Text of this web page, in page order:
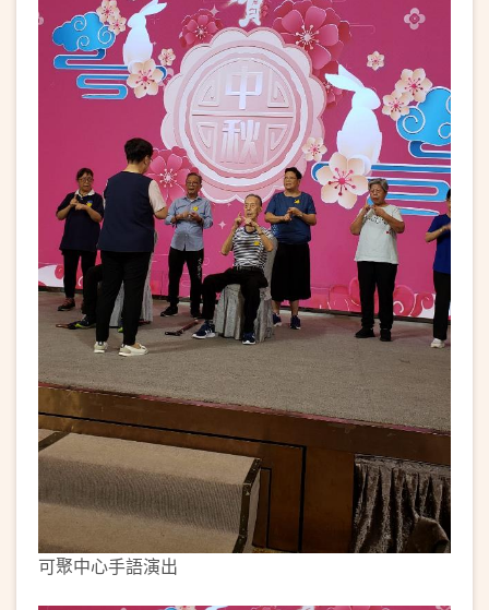
可聚中心手語演出